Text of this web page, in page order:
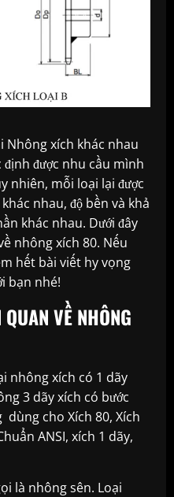
Nhông xích khác nhau
được nhu cầu mình
nhiên, mỗi loại lại được
nhau, độ bền và khả
khác nhau. Dưới đây
nhông xích 80. Nếu
hết bài viết hy vọng
bạn nhé!
VỀ NHÔNG
nhông xích có 1 dãy
3 dãy xích có bước
cho Xích 80, Xích
ANSI, xích 1 dãy,
là nhông sên. Loại